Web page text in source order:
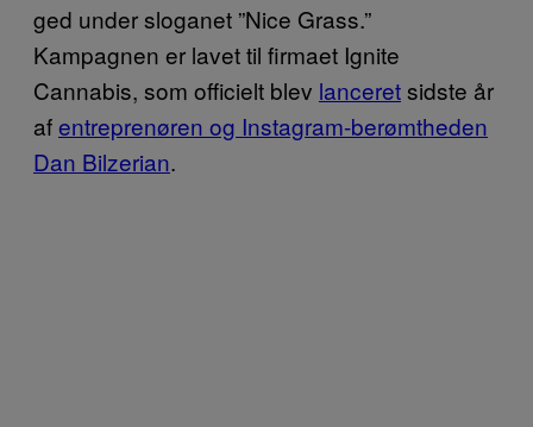
ged under sloganet ”Nice Grass.”
Kampagnen er lavet til firmaet Ignite
Cannabis, som officielt blev lanceretsidste år
afentreprenøren og Instagram-berømtheden
Dan Bilzerian.